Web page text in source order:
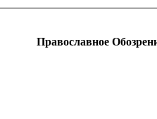
Православное